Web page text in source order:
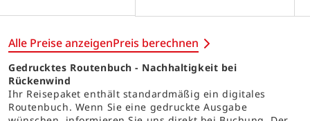
Alle Preise anzeigenPreis berechnen
Gedrucktes Routenbuch - Nachhaltigkeit bei
Rückenwind
Ihr Reisepaket enthält standardmäßig ein digitales
Routenbuch. Wenn Sie eine gedruckte Ausgabe